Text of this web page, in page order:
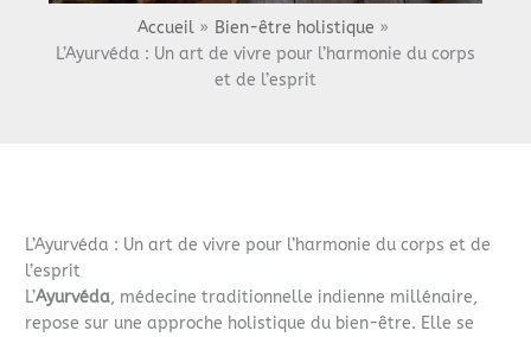
Accueil
Bien-être holistique
L’Ayurvéda : Un art de vivre pour l’harmonie du corps
et de l’esprit
L’Ayurvéda : Un art de vivre pour l’harmonie du corps et de
l’esprit
L’Ayurvéda, médecine traditionnelle indienne millénaire,
repose sur une approche holistique du bien-être. Elle se